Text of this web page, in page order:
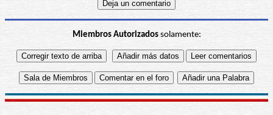
Miembros Autorizadossolamente: